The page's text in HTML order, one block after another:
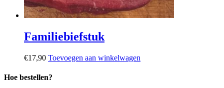
Familiebiefstuk
€17,90 Toevoegen aan winkelwagen
Hoe bestellen?